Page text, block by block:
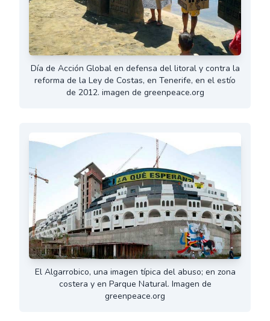
Día de Acción Global en defensa del litoral y contra la
reforma de la Ley de Costas, en Tenerife, en el estío
de 2012. imagen de greenpeace.org
El Algarrobico, una imagen típica del abuso; en zona
costera y en Parque Natural. Imagen de
greenpeace.org